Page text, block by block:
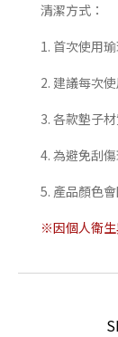
清潔方式：
1. 首次使用
2. 建議每次
3. 各款墊子
4. 為避免刮
5. 產品顏色
※因個人衛生